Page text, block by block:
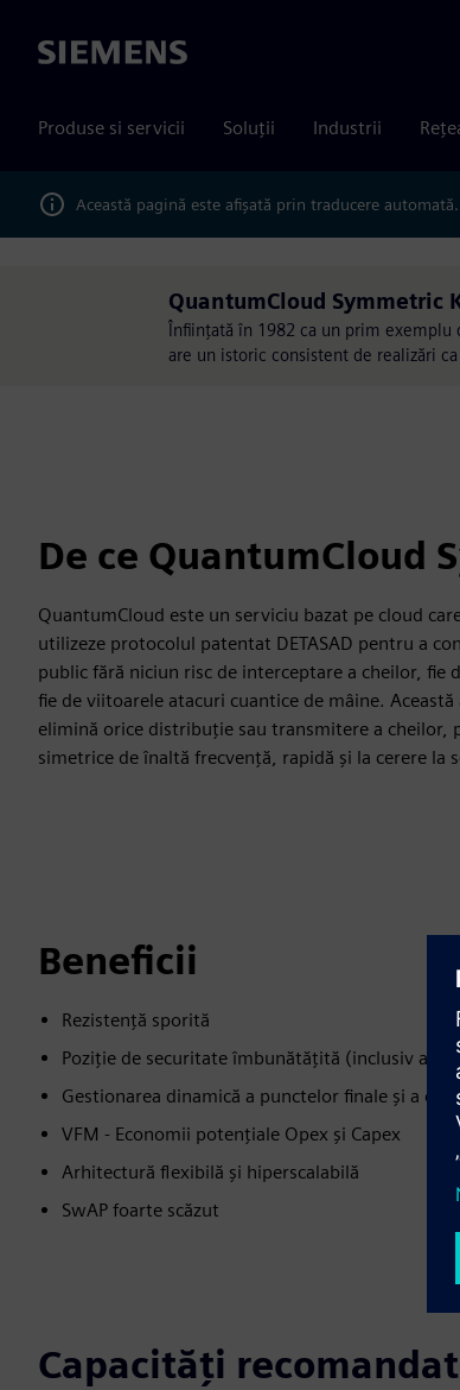
Siemens
Produse si servicii Soluții Industrii
Această pagină este afișată prin traducere automată.
QuantumCloud Symmetric
Înființată în 1982 ca un prim exemplu
are un istoric consistent de realizări
De ce QuantumCloud
QuantumCloud este un serviciu bazat pe cloud
utilizeze protocolul patentat DETASAD pentru a
public fără niciun risc de interceptare a cheilor, fie
fie de viitoarele atacuri cuantice de mâine.
elimină orice distribuție sau transmitere a
simetrice de înaltă frecvență, rapidă și la cerere la
Beneficii
Rezistență sporită
Poziție de securitate îmbunătățită (inclusiv
Gestionarea dinamică a punctelor finale și a
VFM - Economii potențiale Opex și Capex
Arhitectură flexibilă și hiperscalabilă
SwAP foarte scăzut
Capacități